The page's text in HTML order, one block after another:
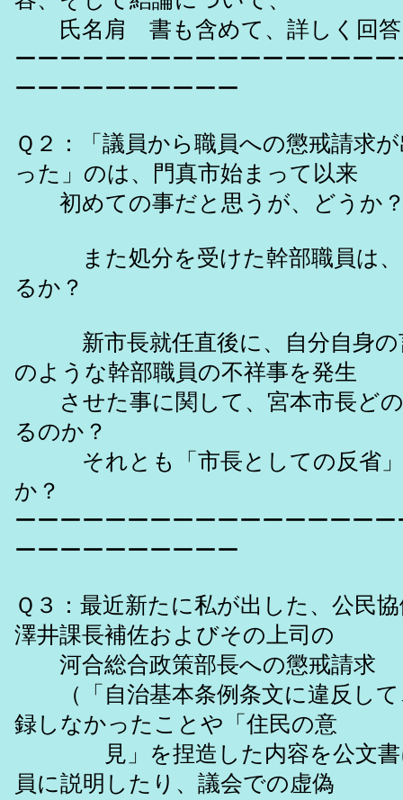
氏名肩 書も含めて、詳しく回答
ーーーーーーーーーーーーーーーー
ーーーーーーーーーー
Ｑ２：「議員から職員への懲戒請求
った」のは、門真市始まって以来
初めての事だと思うが、どうか
また処分を受けた幹部職員は、
るか？
新市長就任直後に、自分自身の
のような幹部職員の不祥事を発生
させた事に関して、宮本市長どの
るのか？
それとも「市長としての反省」
か？
ーーーーーーーーーーーーーーーー
ーーーーーーーーーー
Ｑ３：最近新たに私が出した、公民
澤井課長補佐およびその上司の
河合総合政策部長への懲戒請求
（「自治基本条例条文に違反して
録しなかったことや「住民の意
見」を捏造した内容を公文書
員に説明したり、議会での虚偽